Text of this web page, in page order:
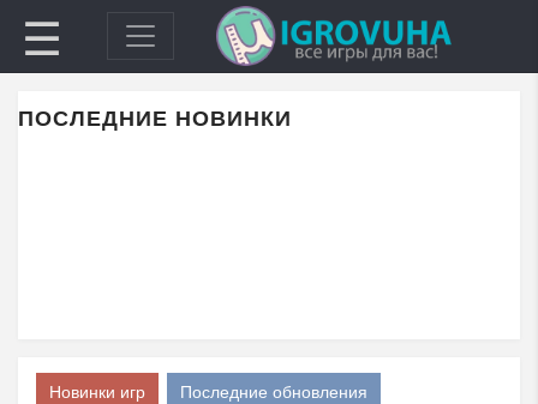
☰
ПОСЛЕДНИЕ НОВИНКИ
Новинки игр
Последние обновления